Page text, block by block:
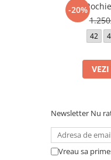
-20%
42
Newsletter Nu
Vreau sa